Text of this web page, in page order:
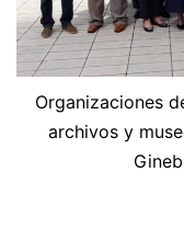
Organizaciones
archivos y